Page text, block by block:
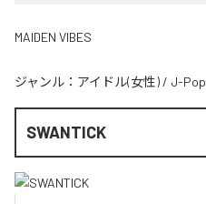
MAIDEN VIBES
ジャンル： アイドル(女性) / J-Pop
SWANTICK